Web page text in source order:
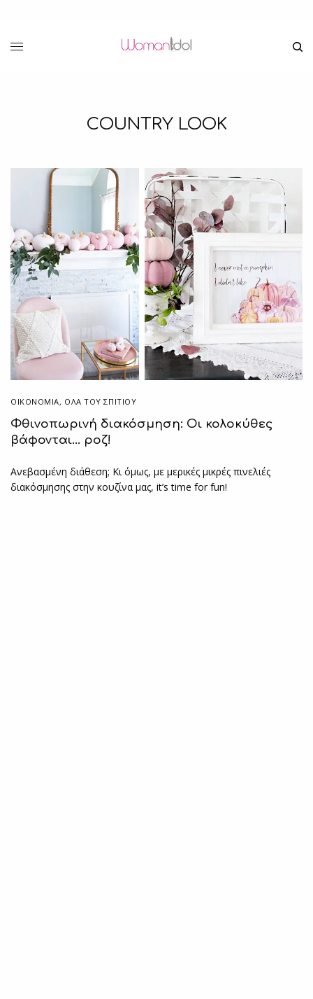
COUNTRY LOOK
ΟΙΚΟΝΟΜΙΑ, ΌΛΑ ΤΟΥ ΣΠΙΤΙΟΥ
Φθινοπωρινή διακόσμηση: Οι κολοκύθες
βάφονται… ροζ!
Ανεβασμένη διάθεση; Κι όμως, με μερικές μικρές πινελιές
διακόσμησης στην κουζίνα μας, it’s time for fun!